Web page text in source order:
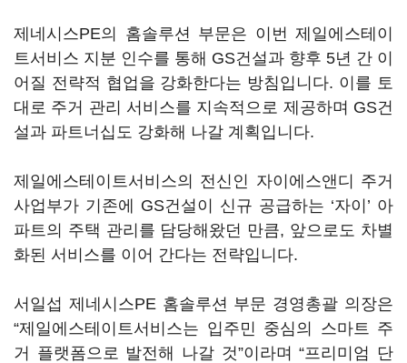
제네시스PE의 홈솔루션 부문은 이번 제일에스테이
트서비스 지분 인수를 통해 GS건설과 향후 5년 간 이
어질 전략적 협업을 강화한다는 방침입니다. 이를 토
대로 주거 관리 서비스를 지속적으로 제공하며 GS건
설과 파트너십도 강화해 나갈 계획입니다.
제일에스테이트서비스의 전신인 자이에스앤디 주거
사업부가 기존에 GS건설이 신규 공급하는 ‘자이’ 아
파트의 주택 관리를 담당해왔던 만큼, 앞으로도 차별
화된 서비스를 이어 간다는 전략입니다.
서일섭 제네시스PE 홈솔루션 부문 경영총괄 의장은
“제일에스테이트서비스는 입주민 중심의 스마트 주
거 플랫폼으로 발전해 나갈 것”이라며 “프리미엄 단